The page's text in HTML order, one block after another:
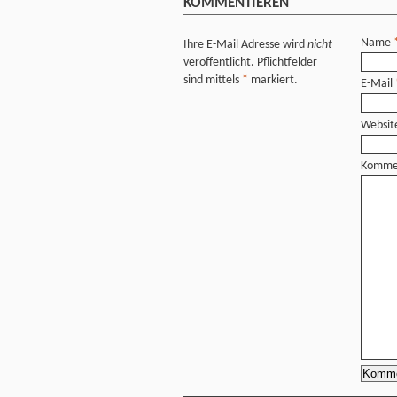
KOMMENTIEREN
Ihre E-Mail Adresse wird nicht
veröffentlicht. Pflichtfelder
sind mittels * markiert.
Name
E-Mail